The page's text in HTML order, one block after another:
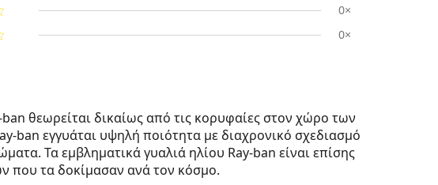
0×
0×
θεωρείται δικαίως από τις κορυφαίες στον χώρο των
ban εγγυάται υψηλή ποιότητα με διαχρονικό σχεδιασμό
Τα εμβληματικά γυαλιά ηλίου Ray-ban είναι επίσης
που τα δοκίμασαν ανά τον κόσμο.